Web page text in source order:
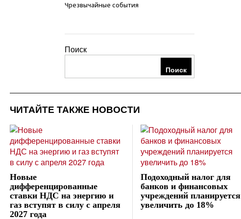
Чрезвычайные события
Поиск
Поиск
ЧИТАЙТЕ ТАКЖЕ НОВОСТИ
Новые
дифференцированные
ставки НДС на энергию и
газ вступят в силу с апреля
2027 года
Подоходный налог для
банков и финансовых
учреждений планируется
увеличить до 18%